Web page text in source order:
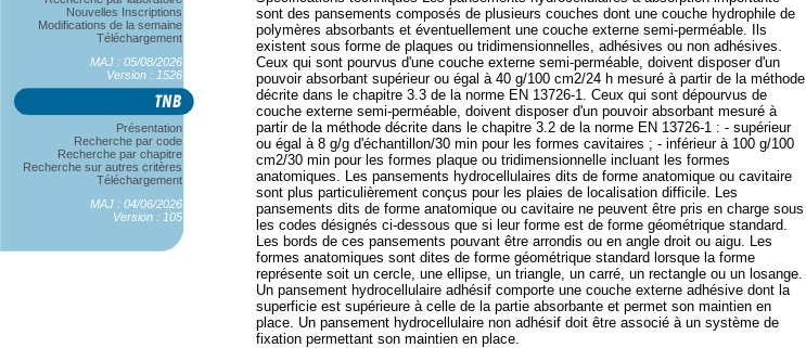
Nouvelles Inscriptions
Modifications de la semaine
Téléchargement
MAJ : 05/08/2026
Version : 1526
Présentation
Recherche par code
Recherche par chapitre
Recherche sur autres critères
Téléchargement
MAJ : 04/06/2026
Version : 105
sont des pansements composés de plusieurs couches dont une couche hydrophile de
polymères absorbants et éventuellement une couche externe semi-perméable. Ils
existent sous forme de plaques ou tridimensionnelles, adhésives ou non adhésives.
Ceux qui sont pourvus d'une couche externe semi-perméable, doivent disposer d'un
pouvoir absorbant supérieur ou égal à 40 g/100 cm2/24 h mesuré à partir de la méthode
décrite dans le chapitre 3.3 de la norme EN 13726-1. Ceux qui sont dépourvus de
couche externe semi-perméable, doivent disposer d'un pouvoir absorbant mesuré à
partir de la méthode décrite dans le chapitre 3.2 de la norme EN 13726-1 : - supérieur
ou égal à 8 g/g d'échantillon/30 min pour les formes cavitaires ; - inférieur à 100 g/100
cm2/30 min pour les formes plaque ou tridimensionnelle incluant les formes
anatomiques. Les pansements hydrocellulaires dits de forme anatomique ou cavitaire
sont plus particulièrement conçus pour les plaies de localisation difficile. Les
pansements dits de forme anatomique ou cavitaire ne peuvent être pris en charge sous
les codes désignés ci-dessous que si leur forme est de forme géométrique standard.
Les bords de ces pansements pouvant être arrondis ou en angle droit ou aigu. Les
formes anatomiques sont dites de forme géométrique standard lorsque la forme
représente soit un cercle, une ellipse, un triangle, un carré, un rectangle ou un losange.
Un pansement hydrocellulaire adhésif comporte une couche externe adhésive dont la
superficie est supérieure à celle de la partie absorbante et permet son maintien en
place. Un pansement hydrocellulaire non adhésif doit être associé à un système de
fixation permettant son maintien en place.